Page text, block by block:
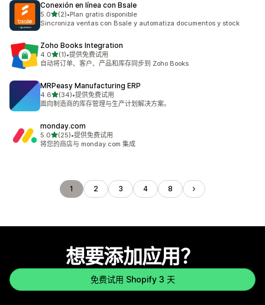
Conexión en línea con Bsale
5.0星（满分 5 星）
(2)
总共 2 条评论
•Plan gratis disponible
Sincroniza ventas con Bsale y automatiza documentos y stock
Zoho Books Integration
4.0星（满分 5 星）
(1)
总共 1 条评论
•提供免费试用
自动将订单、客户、产品和库存同步到 Zoho Books
MRPeasy Manufacturing ERP
4.6星（满分 5 星）
(34)
总共 34 条评论
•提供免费试用
面向制造商的库存管理与生产计划解决方案。
monday.com
5.0星（满分 5 星）
(25)
总共 25 条评论
•提供免费试用
将您的商店与 monday.com 集成
1 2 3 4 8
想要添加应用？
免费试用 Shopify 3 天